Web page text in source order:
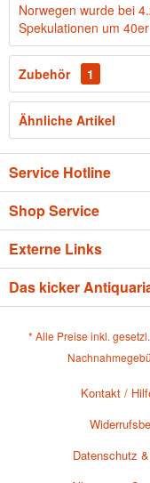
Norwegen wurde bei
Spekulationen um
Zubehör 1
Ähnliche Artikel
Service Hotline
Shop Service
Externe Links
Das kicker
* Alle Preise inkl.
Kontakt /
Datenschutz